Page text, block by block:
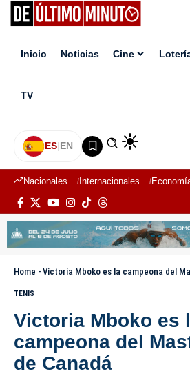
Inicio Noticias Cine
TV
ES|EN
Nacionales Internacionales
Home - Victoria Mboko es la campeona del
TENIS
Victoria Mboko es
campeona del
de Canadá